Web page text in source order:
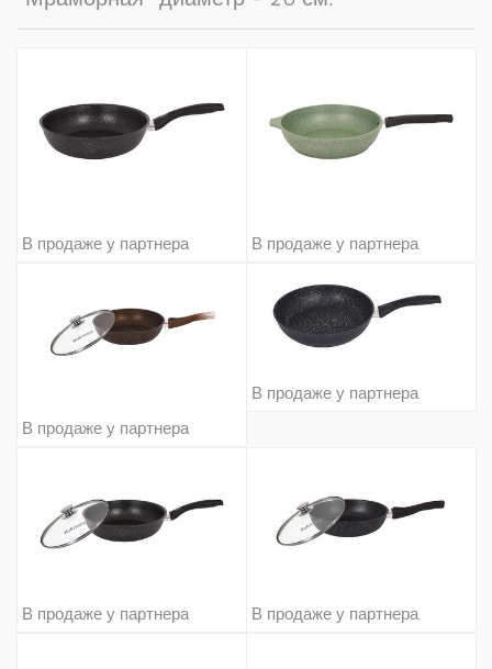
В продаже у партнера В продаже у партнера
В продаже у партнера
В продаже у партнера
В продаже у партнера В продаже у партнера